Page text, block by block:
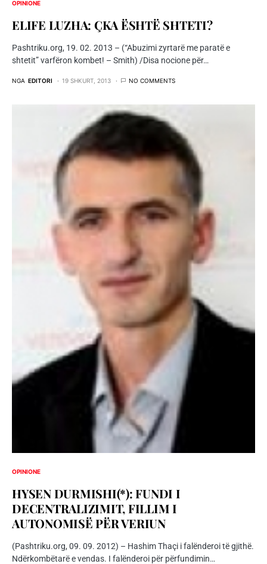
OPINIONE
ELIFE LUZHA: ÇKA ËSHTË SHTETI?
Pashtriku.org, 19. 02. 2013 – (“Abuzimi zyrtarë me paratë e
shtetit” varfëron kombet! – Smith) /Disa nocione për…
NGA EDITORI 19 SHKURT, 2013 NO COMMENTS
OPINIONE
HYSEN DURMISHI(*): FUNDI I
DECENTRALIZIMIT, FILLIM I
AUTONOMISË PËR VERIUN
(Pashtriku.org, 09. 09. 2012) – Hashim Thaçi i falënderoi të gjithë.
Ndërkombëtarë e vendas. I falënderoi për përfundimin…